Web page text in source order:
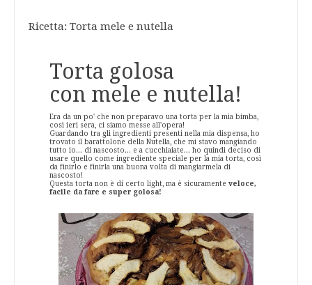
Ricetta: Torta mele e nutella
Torta golosa
con mele e nutella!
Era da un po' che non preparavo una torta per la mia bimba,
così ieri sera, ci siamo messe all'opera!
Guardando tra gli ingredienti presenti nella mia dispensa, ho
trovato il barattolone della Nutella, che mi stavo mangiando
tutto io... di nascosto... e a cucchiaiate... ho quindi deciso di
usare quello come ingrediente speciale per la mia torta, così
da finirlo e finirla una buona volta di mangiarmela di
nascosto!
Questa torta non è di certo light, ma è sicuramente veloce,
facile da fare e super golosa!